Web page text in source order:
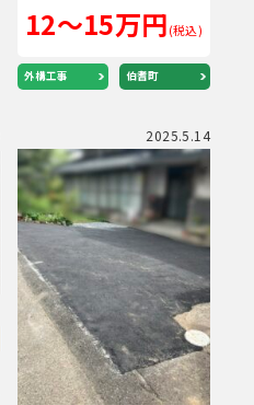
12～15万円(税込)
外構工事 伯耆町
2025.5.14